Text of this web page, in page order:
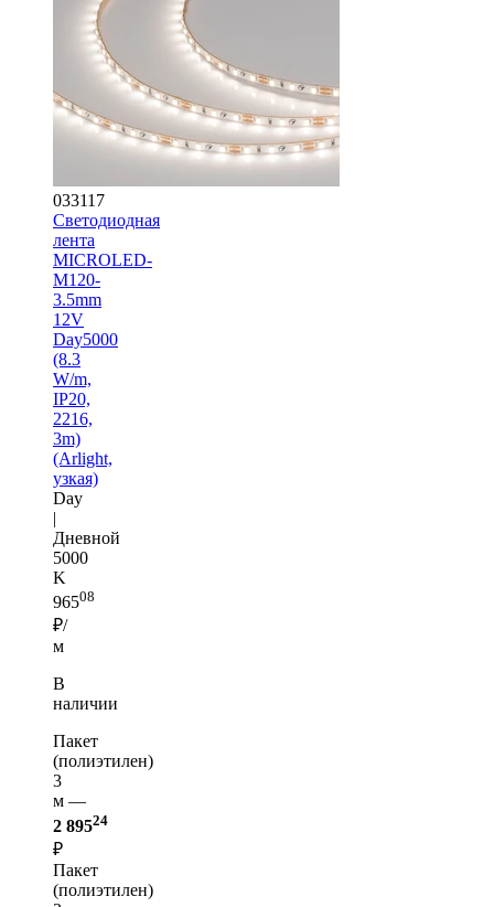
033117
Светодиодная
лента
MICROLED-
M120-
3.5mm
12V
Day5000
(8.3
W/m,
IP20,
2216,
3m)
(Arlight,
узкая)
Day
|
Дневной
5000
K
96508
₽/
м
В
наличии
Пакет
(полиэтилен)
3
м —
2 89524
₽
Пакет
(полиэтилен)